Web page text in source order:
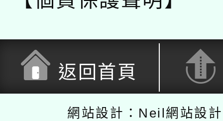
返回首頁
網站設計：Neil網站設